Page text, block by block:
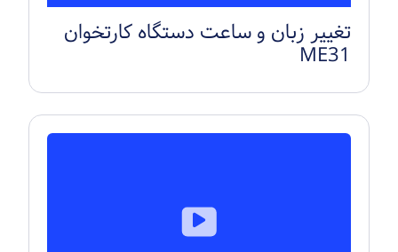
تغییر زبان و ساعت دستگاه کارتخوان
ME31